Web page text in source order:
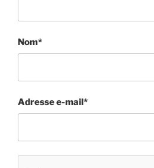
Nom*
Adresse e-mail*